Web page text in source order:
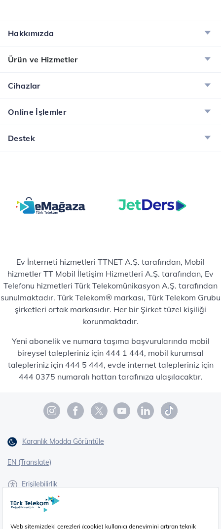
Hakkımızda
Ürün ve Hizmetler
Cihazlar
Online İşlemler
Destek
Ev İnterneti hizmetleri TTNET A.Ş. tarafından, Mobil
hizmetler TT Mobil İletişim Hizmetleri A.Ş. tarafından, Ev
Telefonu hizmetleri Türk Telekomünikasyon A.Ş. tarafından
sunulmaktadır. Türk Telekom® markası, Türk Telekom Grubu
şirketleri ortak markasıdır. Her bir Şirket tüzel kişiliği
korunmaktadır.
Yeni abonelik ve numara taşıma başvurularında mobil
bireysel talepleriniz için 444 1 444, mobil kurumsal
talepleriniz için 444 5 444, evde internet talepleriniz için
444 0375 numaralı hattan tarafınıza ulaşılacaktır.
Karanlık Modda Görüntüle
EN (Translate)
Erişilebilirlik
İşaret Dili Çevirisi